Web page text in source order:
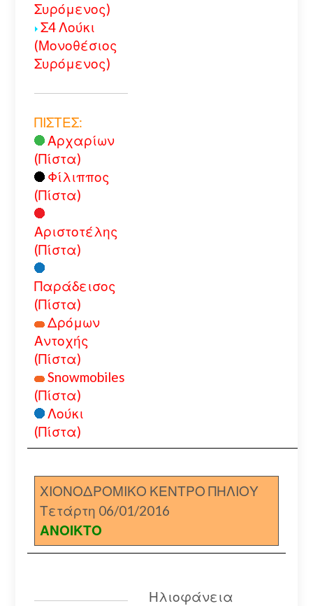
Συρόμενος)
Σ4 Λούκι
(Μονοθέσιος
Συρόμενος)
ΠΙΣΤΕΣ:
Αρχαρίων
(Πίστα)
Φίλιππος
(Πίστα)
Αριστοτέλης
(Πίστα)
Παράδεισος
(Πίστα)
Δρόμων
Αντοχής
(Πίστα)
Snowmobiles
(Πίστα)
Λούκι
(Πίστα)
ΧΙΟΝΟΔΡΟΜΙΚΟ ΚΕΝΤΡΟ ΠΗΛΙΟΥ
Τετάρτη 06/01/2016
ΑΝΟΙΚΤΟ
Ηλιοφάνεια